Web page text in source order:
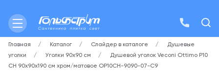
Главная Каталог Слайдер в каталоге
Душевые
уголки
Уголки 90х90 см
Душевой уголок Veconi Ottimo P10
CH 90х90х190 см хром/матовое OP10CH-9090-07-C9